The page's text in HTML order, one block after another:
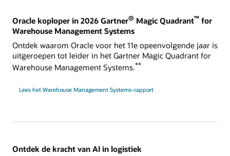
Oracle koploper in 2026 Gartner® Magic Quadrant™ for
Warehouse Management Systems
Ontdek waarom Oracle voor het 11e opeenvolgende jaar is
uitgeroepen tot leider in het Gartner Magic Quadrant for
Warehouse Management Systems.**
Lees het Warehouse Management Systems-rapport
Ontdek de kracht van AI in logistiek